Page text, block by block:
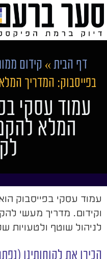
דף הבית » קידום
בפייסבוק: המדריך
עמוד עסקי
המלא
עמוד עסקי בפייסבוק
וקידום. מדריך מעשי
לניהול שוטף ולטעויות
הכירו את לקוחותינו